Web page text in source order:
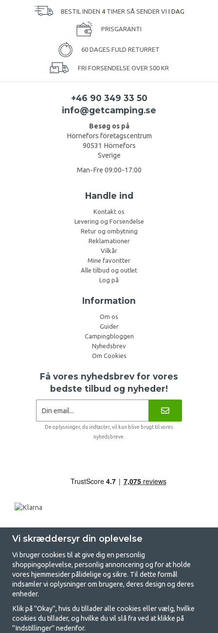
BESTIL INDEN 4TIMER SÅ SENDER VI I DAG
PRISGARANTI
60 DAGES FULD RETURRET
FRI FORSENDELSE OVER 500 KR
+46 90 349 33 50
info@getcamping.se
Besøg os på
Hörnefors företagscentrum
90531 Hörnefors
Sverige
Man-Fre 09:00-17:00
Handle ind
Kontakt os
Levering og Forsendelse
Retur og ombytning
Reklamationer
Vilkår
Mine favoritter
Alle tilbud og outlet
Log på
Information
Om os
Guider
Campingbloggen
Nyhedsbrev
Om Cookies
Få vores nyhedsbrev for vores
bedste tilbud og nyheder!
De oplysninger, du indtaster, vil kun blive brugt til vores
nyhedsbreve.
GetCamping.dk - Din butik for
camping og friluftsliv
Camping kan enten være en livsstil eller en måde at samle familien på til
Vi skræddersyr din oplevelse
Vi bruger cookies til at give dig en personlig
shoppingoplevelse, personlig annoncering og for at holde
vores hjemmesider pålidelige og sikre. Til dette formål
indsamler vi oplysninger om brugere, deres design og deres
enheder.
Klik på "Okay", hvis du tillader alle cookies eller vælg, hvilke
cookies du tillader, og hvilke du vil slå fra ved at klikke på
"Indstillinger" nedenfor.